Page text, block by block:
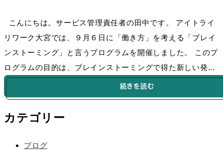
こんにちは。サービス管理責任者の田中です。 アイトライ
リワーク大宮では、９月６日に「働き方」を考える「ブレイ
ンストーミング」と言うプログラムを開催しました。 このプ
ログラムの目的は、ブレインストーミングで得た新しい発...
続きを読む
カテゴリー
ブログ